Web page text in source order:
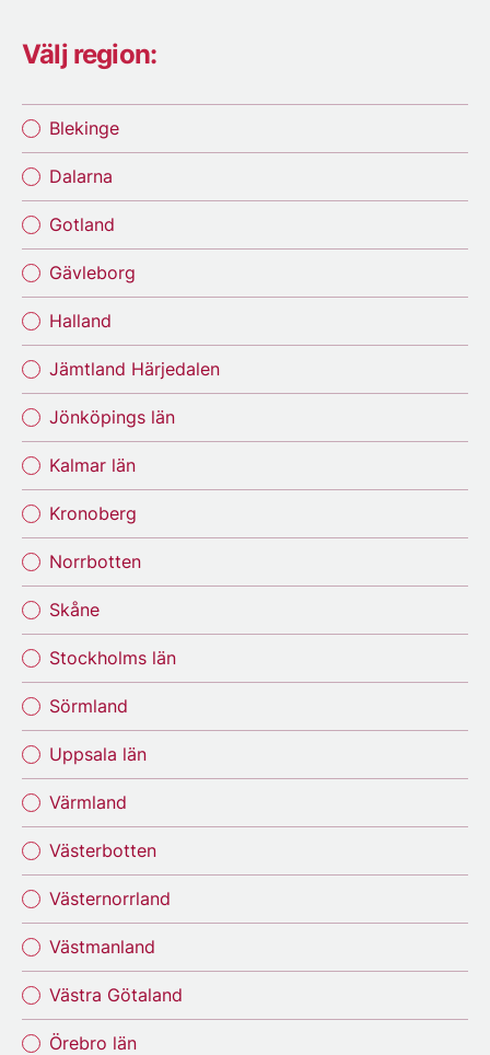
Välj region:
Blekinge
Dalarna
Gotland
Gävleborg
Halland
Jämtland Härjedalen
Jönköpings län
Kalmar län
Kronoberg
Norrbotten
Skåne
Stockholms län
Sörmland
Uppsala län
Värmland
Västerbotten
Västernorrland
Västmanland
Västra Götaland
Örebro län